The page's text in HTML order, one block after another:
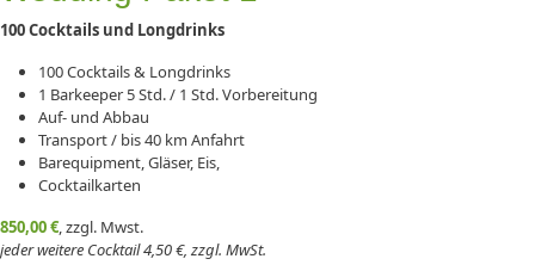
100 Cocktails und Longdrinks
100 Cocktails & Longdrinks
1 Barkeeper 5 Std. / 1 Std. Vorbereitung
Auf- und Abbau
Transport / bis 40 km Anfahrt
Barequipment, Gläser, Eis,
Cocktailkarten
850,00 €, zzgl. Mwst.
jeder weitere Cocktail 4,50 €, zzgl. MwSt.